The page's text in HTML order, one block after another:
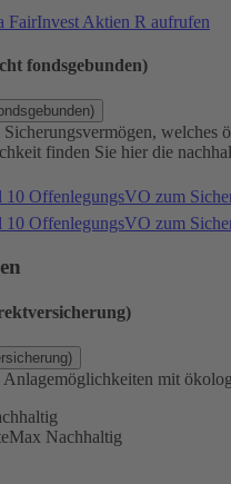
FairInvest Aktien R aufrufen
fondsgebunden)
welches
finden Sie hier die
OffenlegungsVO zum
OffenlegungsVO zum
mit
Nachhaltig